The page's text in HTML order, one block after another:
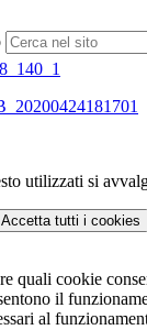
utilizzati si
Accetta tutti i cookies
quali cookie
il
al